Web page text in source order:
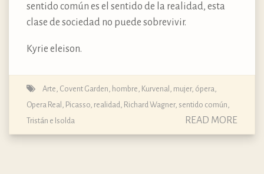
sentido común es el sentido de la realidad, esta
clase de sociedad no puede sobrevivir.
Kyrie eleison.
Arte Covent Garden hombre Kurvenal mujer, ópera
Opera Real Picasso realidad Richard Wagner, sentido común
Tristán e Isolda
READ MORE